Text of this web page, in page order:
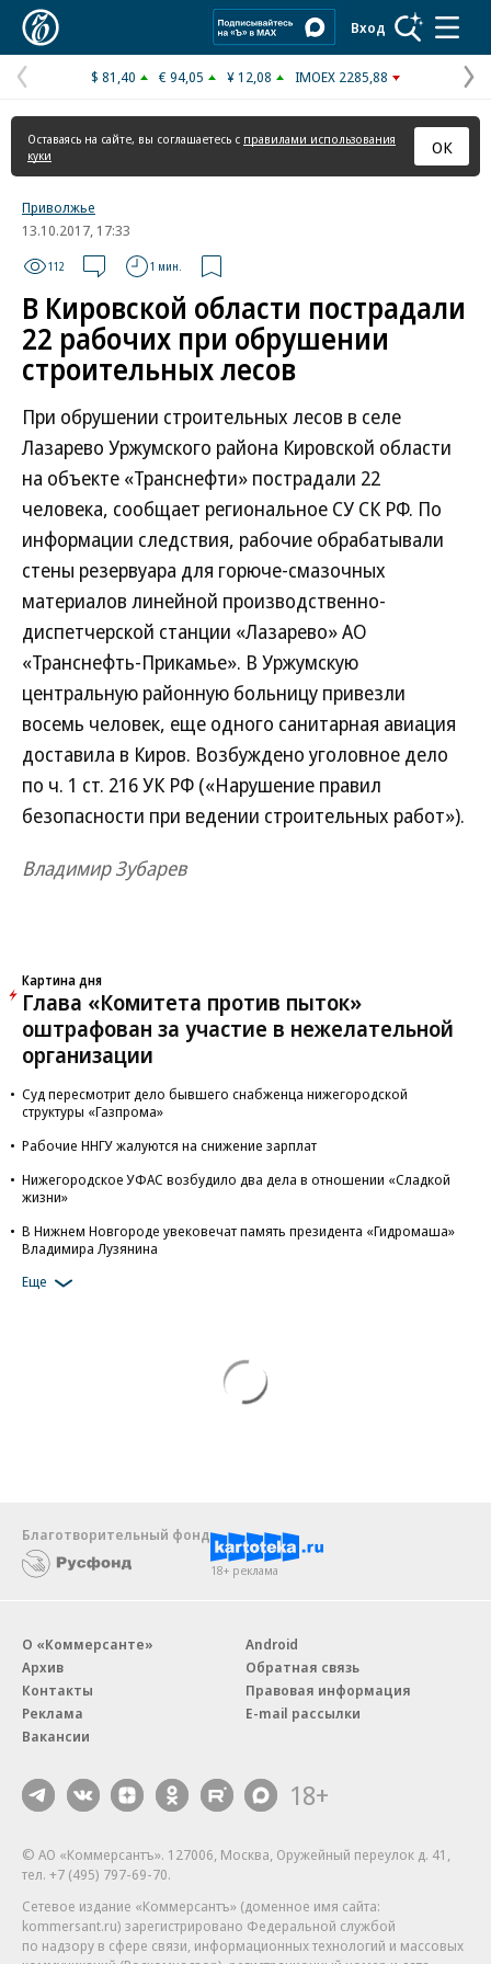
Вход
Предыдущая
страница
$ 81,40 € 94,05 ¥ 12,08 IMOEX 2285,88
Оставаясь на сайте, вы соглашаетесь с правилами использования
куки
ОК
Приволжье
13.10.2017, 17:33
112 1 мин.
В Кировской области пострадали
22 рабочих при обрушении
строительных лесов
При обрушении строительных лесов в селе
Лазарево Уржумского района Кировской области
на объекте «Транснефти» пострадали 22
человека, сообщает региональное СУ СК РФ. По
информации следствия, рабочие обрабатывали
стены резервуара для горюче-смазочных
материалов линейной производственно-
диспетчерской станции «Лазарево» АО
«Транснефть-Прикамье». В Уржумскую
центральную районную больницу привезли
восемь человек, еще одного санитарная авиация
доставила в Киров. Возбуждено уголовное дело
по ч. 1 ст. 216 УК РФ («Нарушение правил
безопасности при ведении строительных работ»).
Владимир Зубарев
Картина дня
Глава «Комитета против пыток»
оштрафован за участие в нежелательной
организации
Суд пересмотрит дело бывшего снабженца нижегородской
структуры «Газпрома»
Рабочие ННГУ жалуются на снижение зарплат
Нижегородское УФАС возбудило два дела в отношении «Сладкой
жизни»
В Нижнем Новгороде увековечат память президента «Гидромаша»
Владимира Лузянина
Еще
Благотворительный фонд
18+ реклама
О «Коммерсанте»
Архив
Контакты
Реклама
Вакансии
Android
Обратная связь
Правовая информация
E-mail рассылки
18+
© АО «Коммерсантъ». 127006, Москва, Оружейный переулок д. 41,
тел. +7 (495) 797-69-70.
Сетевое издание «Коммерсантъ» (доменное имя сайта:
kommersant.ru) зарегистрировано Федеральной службой
по надзору в сфере связи, информационных технологий и массовых